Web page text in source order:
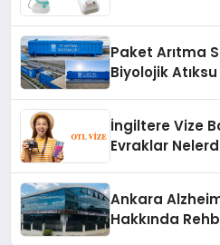
Paket Arıtma
Biyolojik
İngiltere Vize
Evraklar
Ankara
Hakkında